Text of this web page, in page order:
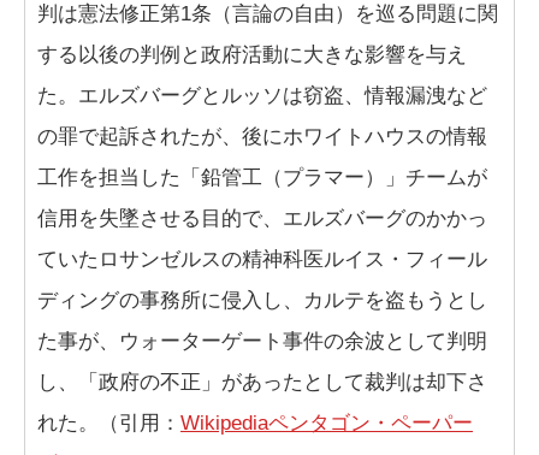
判は憲法修正第1条（言論の自由）を巡る問題に関
する以後の判例と政府活動に大きな影響を与え
た。エルズバーグとルッソは窃盗、情報漏洩など
の罪で起訴されたが、後にホワイトハウスの情報
工作を担当した「鉛管工（プラマー）」チームが
信用を失墜させる目的で、エルズバーグのかかっ
ていたロサンゼルスの精神科医ルイス・フィール
ディングの事務所に侵入し、カルテを盗もうとし
た事が、ウォーターゲート事件の余波として判明
し、「政府の不正」があったとして裁判は却下さ
れた。（引用： Wikipediaペンタゴン・ペーパー